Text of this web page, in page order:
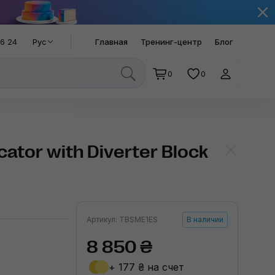
24 Рус Главная Тренинг-центр Блог
0 0
with Diverter Block
Артикул: TBSME1ES В наличии
8 850 ₴
+ 177 ₴ на счет